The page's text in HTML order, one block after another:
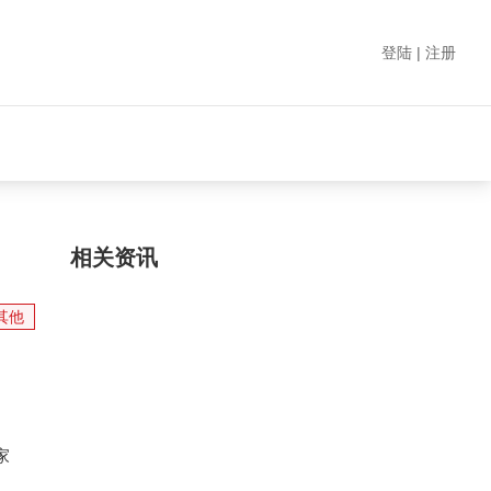
登陆 | 注册
他
相关资讯